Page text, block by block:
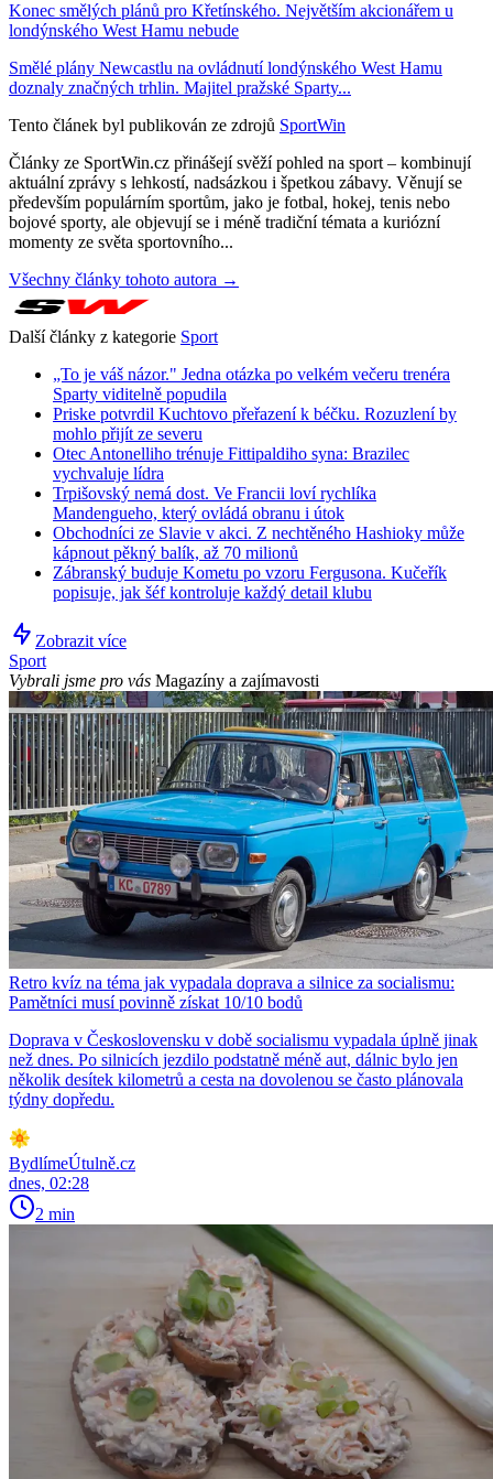
Konec smělých plánů pro Křetínského. Největším akcionářem u
londýnského West Hamu nebude
Smělé plány Newcastlu na ovládnutí londýnského West Hamu
doznaly značných trhlin. Majitel pražské Sparty...
Tento článek byl publikován ze zdrojů SportWin
Články ze SportWin.cz přinášejí svěží pohled na sport – kombinují
aktuální zprávy s lehkostí, nadsázkou i špetkou zábavy. Věnují se
především populárním sportům, jako je fotbal, hokej, tenis nebo
bojové sporty, ale objevují se i méně tradiční témata a kuriózní
momenty ze světa sportovního...
Všechny články tohoto autora →
Další články z kategorie Sport
„To je váš názor." Jedna otázka po velkém večeru trenéra
Sparty viditelně popudila
Priske potvrdil Kuchtovo přeřazení k béčku. Rozuzlení by
mohlo přijít ze severu
Otec Antonelliho trénuje Fittipaldiho syna: Brazilec
vychvaluje lídra
Trpišovský nemá dost. Ve Francii loví rychlíka
Mandengueho, který ovládá obranu i útok
Obchodníci ze Slavie v akci. Z nechtěného Hashioky může
kápnout pěkný balík, až 70 milionů
Zábranský buduje Kometu po vzoru Fergusona. Kučeřík
popisuje, jak šéf kontroluje každý detail klubu
Zobrazit více
Sport
Vybrali jsme pro vás Magazíny a zajímavosti
Retro kvíz na téma jak vypadala doprava a silnice za socialismu:
Pamětníci musí povinně získat 10/10 bodů
Doprava v Československu v době socialismu vypadala úplně jinak
než dnes. Po silnicích jezdilo podstatně méně aut, dálnic bylo jen
několik desítek kilometrů a cesta na dovolenou se často plánovala
týdny dopředu.
BydlímeÚtulně.cz
dnes, 02:28
2 min